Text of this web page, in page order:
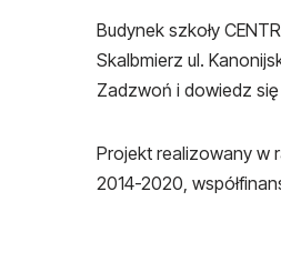
Budynek szkoły
Skalbmierz ul.
Zadzwoń i dowiedz
Projekt realizowany w
2014-2020,